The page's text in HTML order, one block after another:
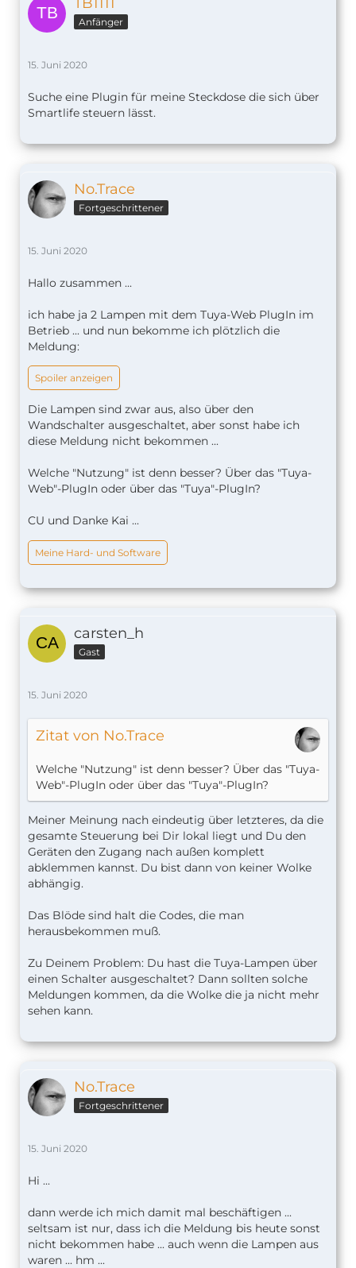
Anfänger
15. Juni 2020
Suche eine Plugin für meine Steckdose die sich über
Smartlife steuern lässt.
No.Trace
Fortgeschrittener
15. Juni 2020
Hallo zusammen ...
ich habe ja 2 Lampen mit dem Tuya-Web PlugIn im
Betrieb ... und nun bekomme ich plötzlich die
Meldung:
Spoiler anzeigen
Die Lampen sind zwar aus, also über den
Wandschalter ausgeschaltet, aber sonst habe ich
diese Meldung nicht bekommen ...
Welche "Nutzung" ist denn besser? Über das "Tuya-
Web"-PlugIn oder über das "Tuya"-PlugIn?
CU und Danke Kai ...
Meine Hard- und Software
carsten_h
Gast
15. Juni 2020
Zitat von No.Trace
Welche "Nutzung" ist denn besser? Über das "Tuya-
Web"-PlugIn oder über das "Tuya"-PlugIn?
Meiner Meinung nach eindeutig über letzteres, da die
gesamte Steuerung bei Dir lokal liegt und Du den
Geräten den Zugang nach außen komplett
abklemmen kannst. Du bist dann von keiner Wolke
abhängig.
Das Blöde sind halt die Codes, die man
herausbekommen muß.
Zu Deinem Problem: Du hast die Tuya-Lampen über
einen Schalter ausgeschaltet? Dann sollten solche
Meldungen kommen, da die Wolke die ja nicht mehr
sehen kann.
No.Trace
Fortgeschrittener
15. Juni 2020
Hi ...
dann werde ich mich damit mal beschäftigen ...
seltsam ist nur, dass ich die Meldung bis heute sonst
nicht bekommen habe ... auch wenn die Lampen aus
waren ... hm ...